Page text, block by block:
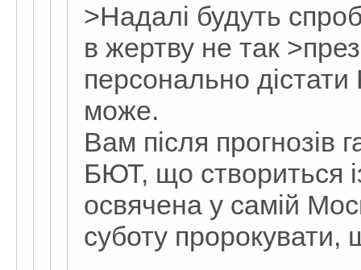
>Надалі будуть
в жертву не так
персонально
може.
Вам після прогнозів
БЮТ, що створиться
освячена у самій
суботу пророкувати,